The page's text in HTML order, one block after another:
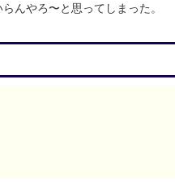
んやろ〜と思ってしまった。